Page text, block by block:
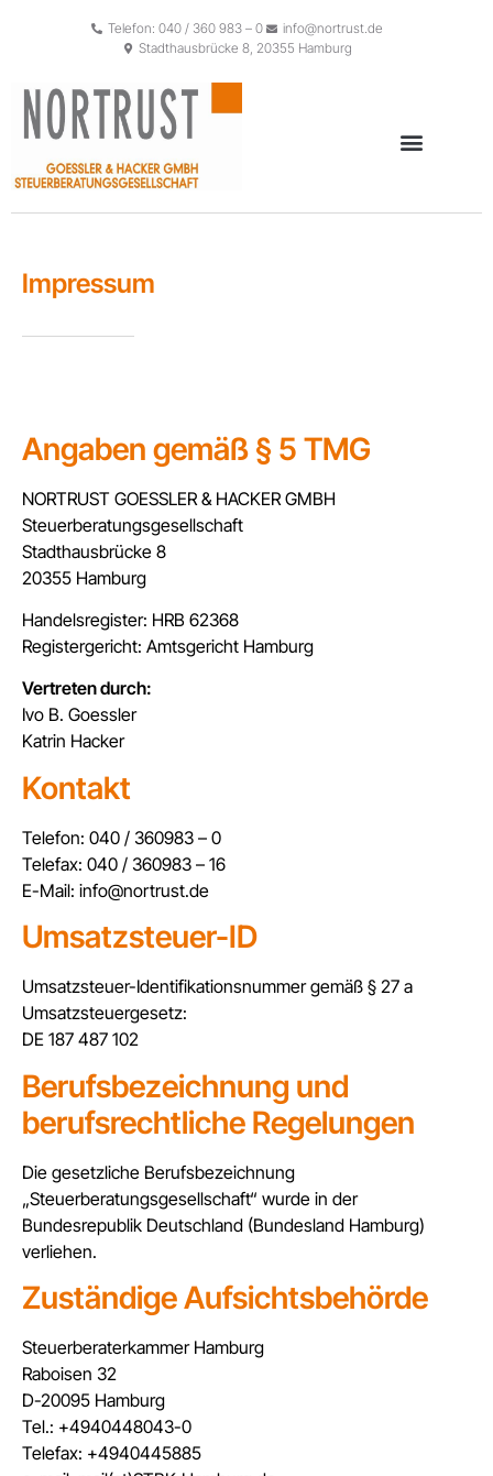
Telefon: 040 / 360 983 – 0
info@nortrust.de
Stadthausbrücke 8, 20355 Hamburg
Impressum
Angaben gemäß § 5 TMG
NORTRUST GOESSLER & HACKER GMBH
Steuerberatungsgesellschaft
Stadthausbrücke 8
20355 Hamburg
Handelsregister: HRB 62368
Registergericht: Amtsgericht Hamburg
Vertreten durch:
Ivo B. Goessler
Katrin Hacker
Kontakt
Telefon: 040 / 360983 – 0
Telefax: 040 / 360983 – 16
E-Mail: info@nortrust.de
Umsatzsteuer-ID
Umsatzsteuer-Identifikationsnummer gemäß § 27 a
Umsatzsteuergesetz:
DE 187 487 102
Berufsbezeichnung und
berufsrechtliche Regelungen
Die gesetzliche Berufsbezeichnung
„Steuerberatungsgesellschaft“ wurde in der
Bundesrepublik Deutschland (Bundesland Hamburg)
verliehen.
Zuständige Aufsichtsbehörde
Steuerberaterkammer Hamburg
Raboisen 32
D-20095 Hamburg
Tel.: +4940448043-0
Telefax: +4940445885